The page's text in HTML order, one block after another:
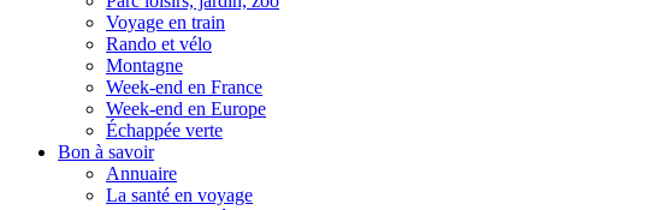
Voyage en train
Rando et vélo
Montagne
Week-end en France
Week-end en Europe
Échappée verte
Bon à savoir
Annuaire
La santé en voyage